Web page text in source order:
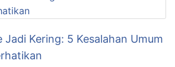
Jadi Kering: 5 Kesalahan Umum